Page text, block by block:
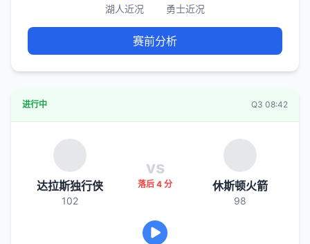
湖人近况 勇士近况
赛前分析
进行中 Q3 08:42
达拉斯独行侠
102
vs
落后 4 分 休斯顿火箭
98